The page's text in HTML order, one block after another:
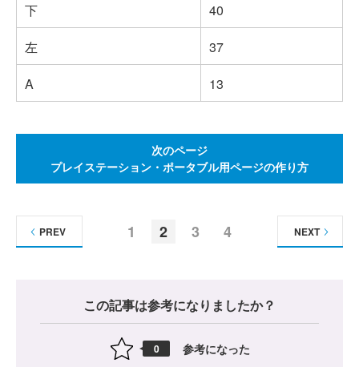
下
40
左
37
A
13
次のページ
プレイステーション・ポータブル用ページの作り方
1 2 3 4
PREV NEXT
この記事は参考になりましたか？
0 参考になった